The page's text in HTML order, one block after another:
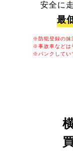
安全に
最
※防犯登録の抹
※事故車などは
※パンクしてい